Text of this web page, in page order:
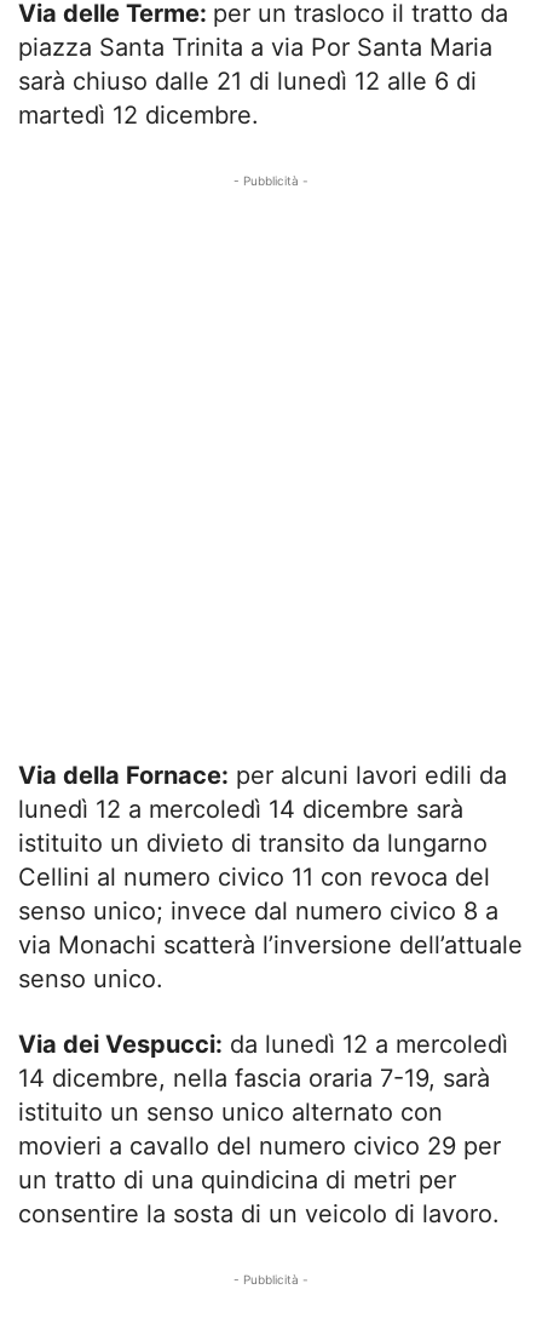
Via delle Terme: per un trasloco il tratto da
piazza Santa Trinita a via Por Santa Maria
sarà chiuso dalle 21 di lunedì 12 alle 6 di
martedì 12 dicembre.
- Pubblicità -
Via della Fornace: per alcuni lavori edili da
lunedì 12 a mercoledì 14 dicembre sarà
istituito un divieto di transito da lungarno
Cellini al numero civico 11 con revoca del
senso unico; invece dal numero civico 8 a
via Monachi scatterà l’inversione dell’attuale
senso unico.
Via dei Vespucci: da lunedì 12 a mercoledì
14 dicembre, nella fascia oraria 7-19, sarà
istituito un senso unico alternato con
movieri a cavallo del numero civico 29 per
un tratto di una quindicina di metri per
consentire la sosta di un veicolo di lavoro.
- Pubblicità -